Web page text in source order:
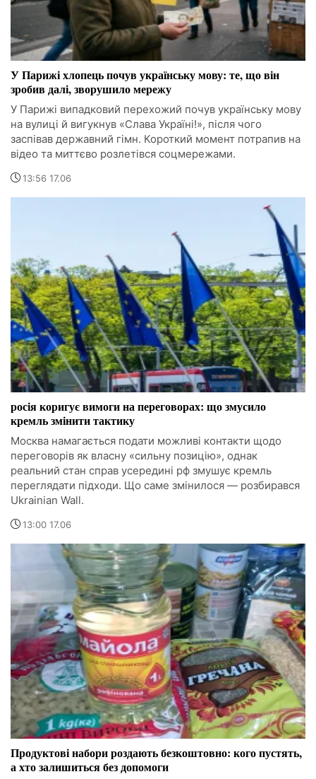
У Парижі хлопець почув українську мову: те, що він
зробив далі, зворушило мережу
У Парижі випадковий перехожий почув українську мову
на вулиці й вигукнув «Слава Україні!», після чого
заспівав державний гімн. Короткий момент потрапив на
відео та миттєво розлетівся соцмережами.
13:56 17.06
росія коригує вимоги на переговорах: що змусило
кремль змінити тактику
Москва намагається подати можливі контакти щодо
переговорів як власну «сильну позицію», однак
реальний стан справ усередині рф змушує кремль
переглядати підходи. Що саме змінилося — розбирався
Ukrainian Wall.
13:00 17.06
Продуктові набори роздають безкоштовно: кого пустять,
а хто залишиться без допомоги